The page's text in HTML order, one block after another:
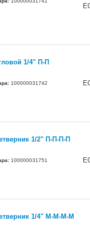
1/4" П-П
100000031742
1/2" П-П-П-П
100000031751
1/4" М-М-М-М